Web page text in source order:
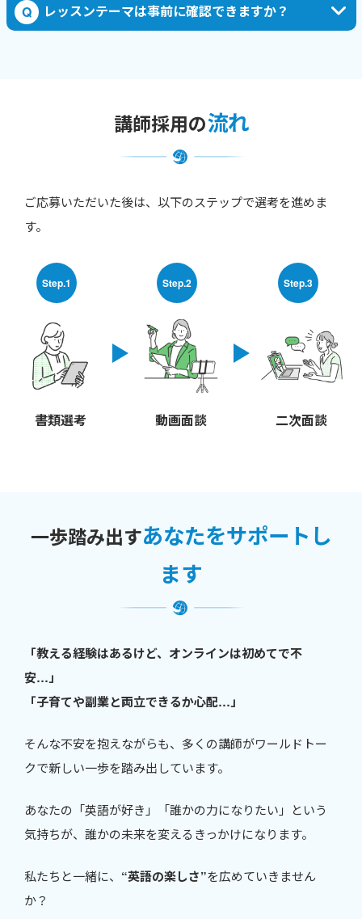
Q レッスンテーマは事前に確認できますか？
講師採用の流れ
ご応募いただいた後は、以下のステップで選考を進めま
す。
Step.1
書類選考
Step.2
動画面談
Step.3
二次面談
一歩踏み出すあなたをサポートし
ます
「教える経験はあるけど、オンラインは初めてで不
安…」
「子育てや副業と両立できるか心配…」
そんな不安を抱えながらも、多くの講師がワールドトー
クで新しい一歩を踏み出しています。
あなたの「英語が好き」「誰かの力になりたい」という
気持ちが、誰かの未来を変えるきっかけになります。
私たちと一緒に、 “英語の楽しさ”を広めていきません
か？